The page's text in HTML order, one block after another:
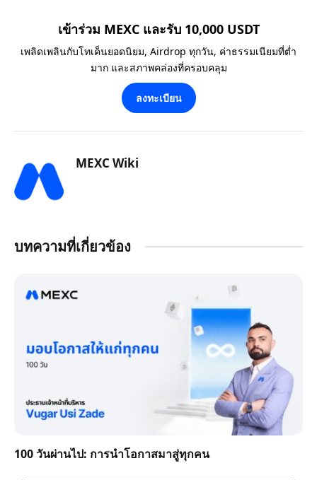
เข้าร่วม MEXC และรับ 10,000 USDT
เพลิดเพลินกับโทเค็นยอดนิยม, Airdrop ทุกวัน, ค่าธรรมเนียมที่ต่ำ
มาก และสภาพคล่องที่ครอบคลุม
ลงทะเบียน
MEXC Wiki
บทความที่เกี่ยวข้อง
100 วันผ่านไป: การนำโอกาสมาสู่ทุกคน